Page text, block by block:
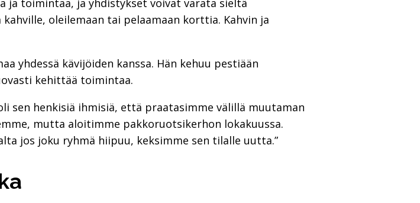
ja toimintaa, ja yhdistykset voivat varata sieltä
oleilemaan tai pelaamaan korttia. Kahvin ja
yhdessä kävijöiden kanssa. Hän kehuu pestiään
kehittää toimintaa.
sen henkisiä ihmisiä, että praatasimme välillä muutaman
mutta aloitimme pakkoruotsikerhon lokakuussa.
jos joku ryhmä hiipuu, keksimme sen tilalle uutta.”